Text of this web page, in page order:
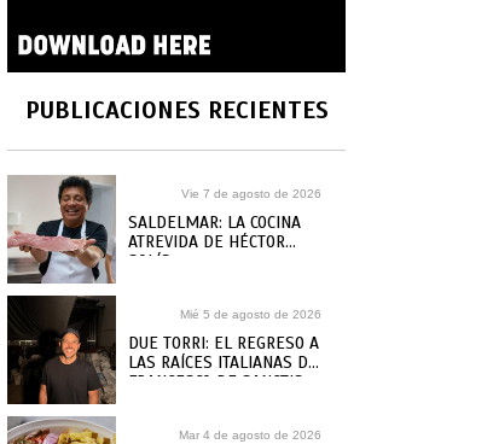
PUBLICACIONES RECIENTES
Vie 7 de agosto de 2026
SALDELMAR: LA COCINA
ATREVIDA DE HÉCTOR
SOLÍS
Mié 5 de agosto de 2026
DUE TORRI: EL REGRESO A
LAS RAÍCES ITALIANAS DE
FRANCESCO DE SANCTIS
Mar 4 de agosto de 2026